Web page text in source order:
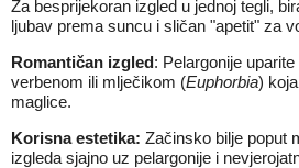
Za besprijekoran izgled u jednoj tegli,
ljubav prema suncu i sličan "apetit" za
Romantičan izgled: Pelargonije
verbenom ili mlječikom (Euphorbia)
maglice.
Korisna estetika: Začinsko bilje poput
izgleda sjajno uz pelargonije i